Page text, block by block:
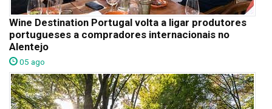
Wine Destination Portugal volta a ligar produtores
portugueses a compradores internacionais no
Alentejo
05 ago